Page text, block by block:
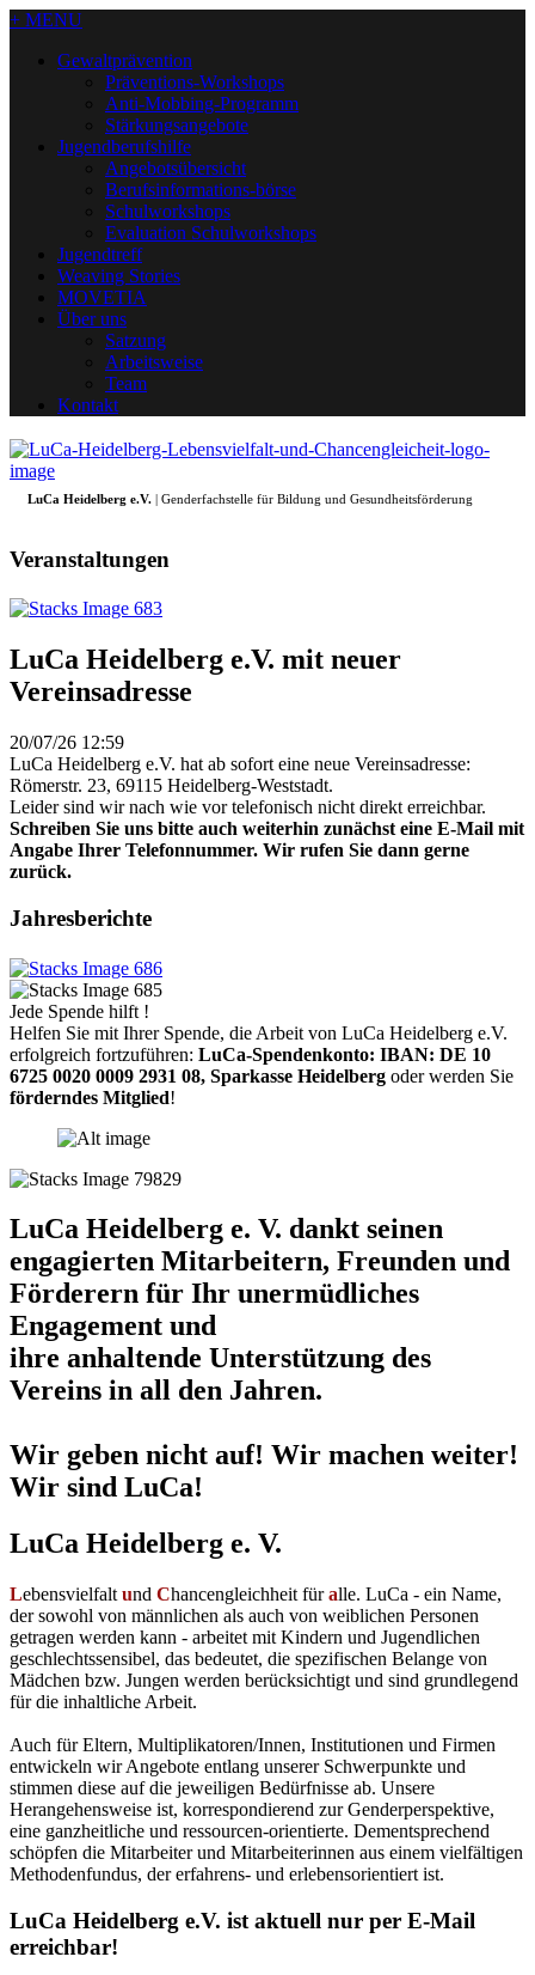
+ MENU
Gewaltprävention
Präventions-Workshops
Anti-Mobbing-Programm
Stärkungsangebote
Jugendberufshilfe
Angebotsübersicht
Berufsinformations-börse
Schulworkshops
Evaluation Schulworkshops
Jugendtreff
Weaving Stories
MOVETIA
Über uns
Satzung
Arbeitsweise
Team
Kontakt
LuCa Heidelberg e.V. | Genderfachstelle für Bildung und Gesundheitsförderung
Veranstaltungen
LuCa Heidelberg e.V. mit neuer
Vereinsadresse
20/07/26 12:59
LuCa Heidelberg e.V. hat ab sofort eine neue Vereinsadresse:
Römerstr. 23, 69115 Heidelberg-Weststadt.
Leider sind wir nach wie vor telefonisch nicht direkt erreichbar.
Schreiben Sie uns bitte auch weiterhin zunächst eine E-Mail mit
Angabe Ihrer Telefonnummer. Wir rufen Sie dann gerne
zurück.
Jahresberichte
Jede Spende hilft !
Helfen Sie mit Ihrer Spende, die Arbeit von LuCa Heidelberg e.V.
erfolgreich fortzuführen: LuCa-Spendenkonto: IBAN: DE 10
6725 0020 0009 2931 08, Sparkasse Heidelberg oder werden Sie
förderndes Mitglied!
LuCa Heidelberg e. V. dankt seinen
engagierten Mitarbeitern, Freunden und
Förderern für Ihr unermüdliches
Engagement und
ihre anhaltende Unterstützung des
Vereins in all den Jahren.
Wir geben nicht auf! Wir machen weiter!
Wir sind LuCa!
LuCa Heidelberg e. V.
Lebensvielfalt und Chancengleichheit füralle. LuCa - ein Name,
der sowohl von männlichen als auch von weiblichen Personen
getragen werden kann - arbeitet mit Kindern und Jugendlichen
geschlechtssensibel, das bedeutet, die spezifischen Belange von
Mädchen bzw. Jungen werden berücksichtigt und sind grundlegend
für die inhaltliche Arbeit.
Auch für Eltern, Multiplikatoren/Innen, Institutionen und Firmen
entwickeln wir Angebote entlang unserer Schwerpunkte und
stimmen diese auf die jeweiligen Bedürfnisse ab. Unsere
Herangehensweise ist, korrespondierend zur Genderperspektive,
eine ganzheitliche und ressourcen-orientierte. Dementsprechend
schöpfen die Mitarbeiter und Mitarbeiterinnen aus einem vielfältigen
Methodenfundus, der erfahrens- und erlebensorientiert ist.
LuCa Heidelberg e.V. ist aktuell nur per E-Mail
erreichbar!